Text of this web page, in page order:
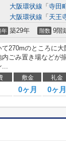
大阪環状線 「 寺田
大阪環状線 「 天王
年 築29年 階数 9階
て270mのところに
内ごみ置き場などが
敷金 礼金
0ヶ月 0ヶ月